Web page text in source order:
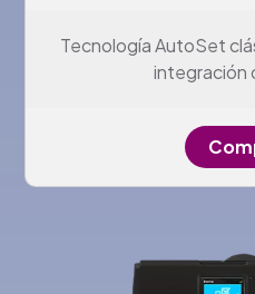
Tecnología AutoSet
integración